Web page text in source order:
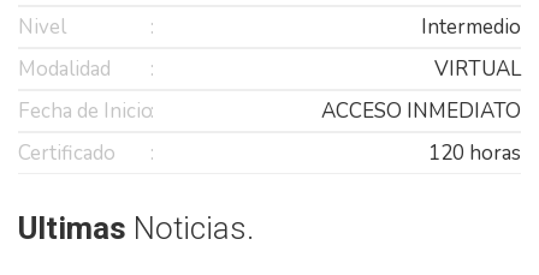
Nivel
Intermedio
Modalidad
VIRTUAL
Fecha de Inicio
ACCESO INMEDIATO
Certificado
120 horas
Ultimas Noticias.